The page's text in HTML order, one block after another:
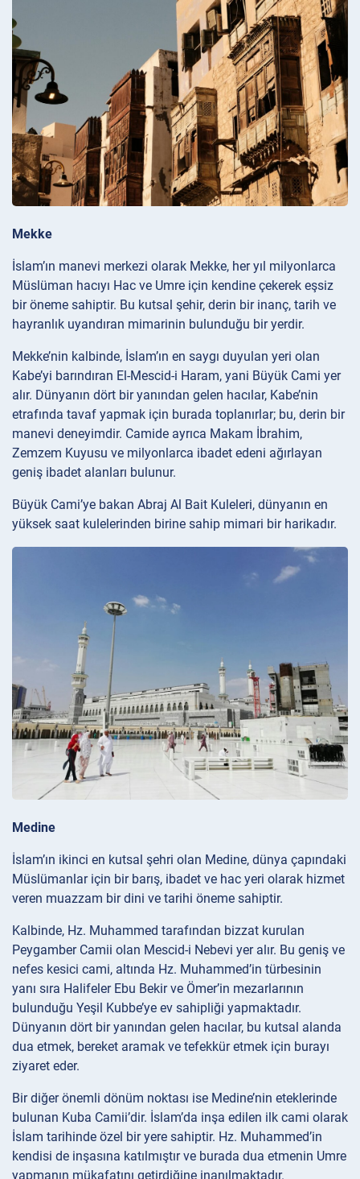
Mekke
İslam’ın manevi merkezi olarak Mekke, her yıl milyonlarca
Müslüman hacıyı Hac ve Umre için kendine çekerek eşsiz
bir öneme sahiptir. Bu kutsal şehir, derin bir inanç, tarih ve
hayranlık uyandıran mimarinin bulunduğu bir yerdir.
Mekke’nin kalbinde, İslam’ın en saygı duyulan yeri olan
Kabe’yi barındıran El-Mescid-i Haram, yani Büyük Cami yer
alır. Dünyanın dört bir yanından gelen hacılar, Kabe’nin
etrafında tavaf yapmak için burada toplanırlar; bu, derin bir
manevi deneyimdir. Camide ayrıca Makam İbrahim,
Zemzem Kuyusu ve milyonlarca ibadet edeni ağırlayan
geniş ibadet alanları bulunur.
Büyük Cami’ye bakan Abraj Al Bait Kuleleri, dünyanın en
yüksek saat kulelerinden birine sahip mimari bir harikadır.
Medine
İslam’ın ikinci en kutsal şehri olan Medine, dünya çapındaki
Müslümanlar için bir barış, ibadet ve hac yeri olarak hizmet
veren muazzam bir dini ve tarihi öneme sahiptir.
Kalbinde, Hz. Muhammed tarafından bizzat kurulan
Peygamber Camii olan Mescid-i Nebevi yer alır. Bu geniş ve
nefes kesici cami, altında Hz. Muhammed’in türbesinin
yanı sıra Halifeler Ebu Bekir ve Ömer’in mezarlarının
bulunduğu Yeşil Kubbe’ye ev sahipliği yapmaktadır.
Dünyanın dört bir yanından gelen hacılar, bu kutsal alanda
dua etmek, bereket aramak ve tefekkür etmek için burayı
ziyaret eder.
Bir diğer önemli dönüm noktası ise Medine’nin eteklerinde
bulunan Kuba Camii’dir. İslam’da inşa edilen ilk cami olarak
İslam tarihinde özel bir yere sahiptir. Hz. Muhammed’in
kendisi de inşasına katılmıştır ve burada dua etmenin Umre
yapmanın mükafatını getirdiğine inanılmaktadır.